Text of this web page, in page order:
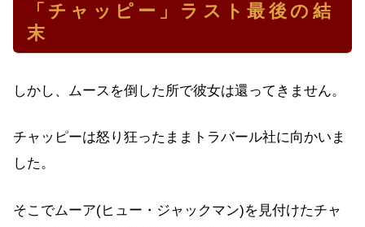
「チャッピー」ラスト最後の結
末
しかし、ムースを倒した所で彼女は還ってきません。
チャッピーは怒り狂ったままトラバール社に向かいま
した。
そこでムーア(ヒュー・ジャックマン)を見付けたチャ